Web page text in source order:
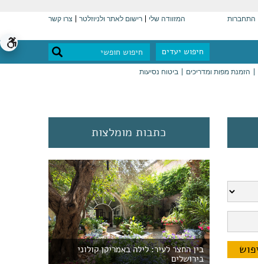
התחברות המזוודה שלי רישום לאתר ולניוזלטר צרו קשר
חיפוש יעדים
הזמנת מפות ומדריכים ביטוח נסיעות
כתבות מומלצות
בין החצר לעיר: לילה באמריקן קולוני
בירושלים